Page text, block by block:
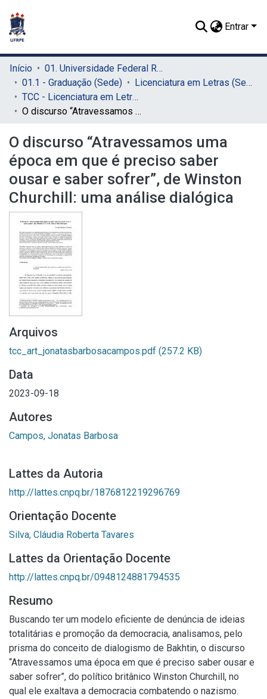
Entrar
Início
01. Universidade Federal Rural de Pernambuco - UFRPE (Sede)
01.1 - Graduação (Sede)
Licenciatura em Letras (Sede)
TCC - Licenciatura em Letras (Sede)
O discurso “Atravessamos uma época em que é preciso saber ousar e saber sofrer”, de Winston Churchill: uma análise dialógica
O discurso “Atravessamos uma
época em que é preciso saber
ousar e saber sofrer”, de Winston
Churchill: uma análise dialógica
Arquivos
tcc_art_jonatasbarbosacampos.pdf (257.2 KB)
Data
2023-09-18
Autores
Campos, Jonatas Barbosa
Lattes da Autoria
http://lattes.cnpq.br/1876812219296769
Orientação Docente
Silva, Cláudia Roberta Tavares
Lattes da Orientação Docente
http://lattes.cnpq.br/0948124881794535
Resumo
Buscando ter um modelo eficiente de denúncia de ideias
totalitárias e promoção da democracia, analisamos, pelo
prisma do conceito de dialogismo de Bakhtin, o discurso
“Atravessamos uma época em que é preciso saber ousar e
saber sofrer”, do político britânico Winston Churchill, no
qual ele exaltava a democracia combatendo o nazismo.